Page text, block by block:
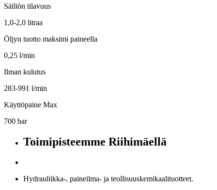
Säiliön tilavuus
1,0-2,0 litraa
Öljyn tuotto maksimi paineella
0,25 l/min
Ilman kulutus
283-991 l/min
Käyttöpaine Max
700 bar
Toimipisteemme Riihimäellä
Hydrauliikka-, paineilma- ja teollisuuskemikaalituotteet.